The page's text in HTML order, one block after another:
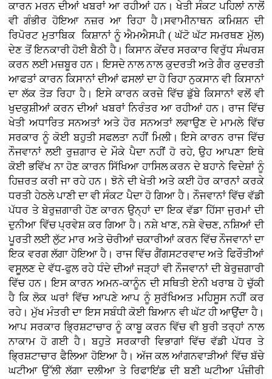
ਕਾਰਨ ਮਰਨ ਦੀਆਂ ਖਬਰਾਂ ਆ ਰਹੀਆਂ ਹਨ। ਖੇਤੀ ਸੰਕਟ ਪਹਿਲਾਂ ਨਾਲੋਂ
ਵੀ ਗੰਭੀਰ ਹੋਇਆ ਨਜ਼ਰ ਆ ਰਿਹਾ ਹੈ।ਸਵਾਮੀਨਾਥਨ ਕਮਿਸ਼ਨ ਦੀ
ਰਿਪੋਰਟ ਮੁਤਾਬਿਕ ਕਿਸ਼ਾਨਾਂ ਨੂੰ ਐਮਐਸਪੀ ( ਘੱਟੋ ਘੱਟ ਸਮਰਥਣ ਮੁੱਲ)
ਦੇਣ ਤੋਂ ਇਨਕਾਰੀ ਹੋਈ ਬੈਠੀ ਹੈ। ਕਿਸਾਨ ਕੇਂਦਰ ਸਰਕਾਰ ਵਿਰੁੱਧ ਸੰਘਰਸ਼
ਕਰਨ ਲਈ ਮਜ਼ਬੂਰ ਹਨ। ਇਸਦੇ ਨਾਲ ਨਾਲ ਕੁਦਰਤੀ ਅਤੇ ਗੈਰ ਕੁਦਰਤੀ
ਆਫਤਾਂ ਕਾਰਨ ਕਿਸਾਨਾਂ ਦੀਆਂ ਫਸਲਾਂ ਦਾ ਹੋ ਰਿਹਾ ਨੁਕਸਾਨ ਵੀ ਕਿਸਾਨਾਂ
ਦਾ ਲੱਕ ਤੋੜ ਰਿਹਾ ਹੈ। ਇਸੇ ਕਾਰਨ ਕਰਜ਼ੇ ਵਿੱਚ ਡੁੱਬੇ ਕਿਸਾਨਾਂ ਵਲੋਂ ਵੀ
ਖੁਦਕੁਸ਼ੀਆਂ ਕਰਨ ਦੀਆਂ ਖਬਰਾਂ ਨਿਰੰਤਰ ਆ ਰਹੀਆਂ ਹਨ। ਰਾਜ ਵਿੱਚ
ਖੇਤੀ ਅਧਾਰਿਤ ਸਨਅਤਾਂ ਅਤੇ ਹੋਰ ਸਨਅਤਾਂ ਲਵਾਉਣ ਦੇ ਮਾਮਲੇ ਵਿੱਚ
ਸਰਕਾਰ ਨੂੰ ਕੋਈ ਬਹੁਤੀ ਸਫਲਤਾ ਨਹੀਂ ਮਿਲੀ। ਇਸੇ ਕਾਰਨ ਰਾਜ ਵਿੱਚ
ਨੌਜਵਾਨਾਂ ਲਈ ਰੁਜ਼ਗਾਰ ਦੇ ਮੌਕੇ ਪੈਦਾ ਨਹੀਂ ਹੋ ਰਹੇ, ਉਹ ਆਪਣਾ ਇਥੇ
ਕੋਈ ਭਵਿੱਖ ਨਾ ਹੋਣ ਕਾਰਨ ਸਿੱਖਿਆ ਹਾਸਿਲ ਕਰਨ ਦੇ ਬਹਾਨੇ ਵਿਦੇਸ਼ਾਂ ਨੂੰ
ਹਿਜ਼ਰਤ ਕਰੀ ਜਾ ਰਹੇ ਹਨ। ਝੋਨੇ ਦੀ ਖੇਤੀ ਅਤੇ ਕਈ ਹੋਰ ਕਾਰਨਾਂ ਕਰਕੇ
ਧਰਤੀ ਹੇਠਲੇ ਪਾਣੀ ਦਾ ਵੀ ਸੰਕਟ ਪੈਦਾ ਹੋ ਗਿਆ ਹੈ। ਨੌਜਵਾਨਾਂ ਵਿੱਚ ਵੱਡੀ
ਪੱਧਰ ਤੇ ਬੇਰੁਜ਼ਗਾਰੀ ਹੋਣ ਕਾਰਨ ਉਨ੍ਹਾਂ ਦਾ ਇਕ ਵੱਡਾ ਹਿੱਸਾ ਜੁਰਮਾਂ ਦੀ
ਦੁਨੀਆ ਵਿੱਚ ਪ੍ਰਵੇਸ਼ ਕਰ ਗਿਆ ਹੈ। ਨਸ਼ੇ ਖਾਣ, ਨਸ਼ੇ ਵੇਚਣ, ਨਸ਼ਿਆਂ ਦੀ
ਪੂਰਤੀ ਲਈ ਲੁੱਟ ਮਾਰ ਅਤੇ ਚੋਰੀਆਂ ਚਕਾਰੀਆਂ ਕਰਨ ਵਿੱਚ ਨੌਜਵਾਨਾਂ ਦਾ
ਇਕ ਵਰਗ ਲੱਗਾ ਹੋਇਆ ਹੈ। ਰਾਜ ਵਿੱਚ ਗੈਂਗਸਟਰਵਾਦ ਅਤੇ ਫਿਰੌਤੀਆਂ
ਵਸੂਲਣ ਦੇ ਵੱਧ-ਫੁਲ ਰਹੇ ਧੰਦੇ ਦੀਆਂ ਜੜ੍ਹਾਂ ਵੀ ਨੌਜਵਾਨਾਂ ਦੀ ਬੇਰੁਜ਼ਗਾਰੀ
ਵਿੱਚ ਹਨ। ਇਸ ਕਾਰਨ ਅਮਨ-ਕਾਨੂੰਨ ਦੀ ਸਥਿਤੀ ਏਨੀ ਖਰਾਬ ਹੋ ਚੁੱਕੀ
ਹੈ ਕਿ ਲੋਕ ਘਰਾਂ ਵਿੱਚ ਆਪਣੇ ਆਪ ਨੂੰ ਸੁਰੱਖਿਅਤ ਮਹਿਸੂਸ ਨਹੀਂ ਕਰ
ਰਹੇ। ਮੁੱਖ ਮੰਤਰੀ ਦਾ ਇਸ ਸਬੰਧੀ ਕੋਈ ਬਿਆਨ ਵੀ ਘੱਟ ਹੀ ਆਉਂਦਾ ਹੈ।
ਆਪ ਸਰਕਾਰ ਭ੍ਰਿਸ਼ਟਾਚਾਰ ਨੂੰ ਕਾਬੂ ਕਰਨ ਵਿੱਚ ਵੀ ਬੁਰੀ ਤਰ੍ਹਾਂ ਨਾਲ
ਨਾਕਾਮ ਹੋ ਗਈ ਹੈ। ਬਹੁਤੇ ਸਰਕਾਰੀ ਵਿਭਾਗਾਂ ਵਿੱਚ ਵੱਡੀ ਪੱਧਰ ਤੇ
ਭ੍ਰਿਸ਼ਟਾਚਾਰ ਫੈਲਿਆ ਹੋਇਆ ਹੈ। ਅੱਜ ਕਲ ਆਂਗਨਵਾੜੀਆਂ ਵਿੱਚ ਬੱਚੇ
ਘਟੀਆ ਉੱਲੀ ਲੱਗਾ ਦਲੀਆ ਤੇ ਰਿਫਾਇਂਡ ਦੀ ਬਣੀ ਘਟੀਆ ਪੰਜ਼ੀਰੀ